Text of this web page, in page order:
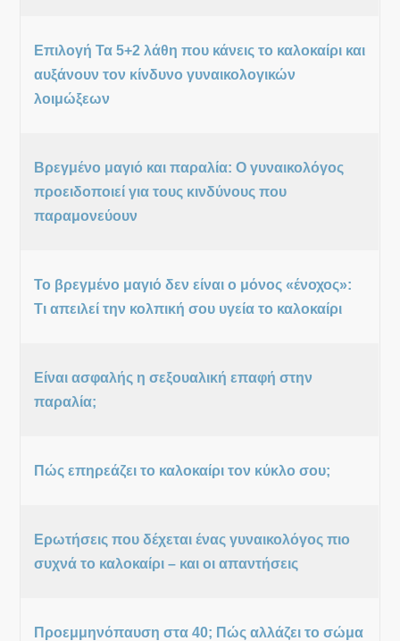
Επιλογή Τα 5+2 λάθη που κάνεις το καλοκαίρι και
αυξάνουν τον κίνδυνο γυναικολογικών
λοιμώξεων
Βρεγμένο μαγιό και παραλία: Ο γυναικολόγος
προειδοποιεί για τους κινδύνους που
παραμονεύουν
Το βρεγμένο μαγιό δεν είναι ο μόνος «ένοχος»:
Τι απειλεί την κολπική σου υγεία το καλοκαίρι
Είναι ασφαλής η σεξουαλική επαφή στην
παραλία;
Πώς επηρεάζει το καλοκαίρι τον κύκλο σου;
Ερωτήσεις που δέχεται ένας γυναικολόγος πιο
συχνά το καλοκαίρι – και οι απαντήσεις
Προεμμηνόπαυση στα 40; Πώς αλλάζει το σώμα